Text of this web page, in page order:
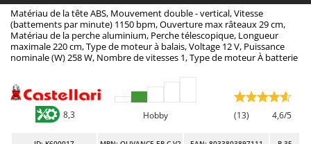
Aspirateurs - Balais Électriques
Aspirateurs à cendres
Aspirateurs à feuilles sur roues
Aspirateurs Multifonctions
Atomiseurs agricoles pour tracteurs
Aima
Airmec
AL-KO
Alce
Alpina
Matériau de la tête ABS, Mouvement double - vertical, Vitesse
(battements par minute) 1150 bpm, Ouverture max râteaux 29 cm,
Matériau de la perche aluminium, Perche télescopique, Longueur
maximale 220 cm, Type de moteur à balais, Voltage 12 V, Puissance
nominale (W) 258 W, Nombre de vitesses 1, Type de moteur À batterie
8,3 Hobby (13) 4,6/5